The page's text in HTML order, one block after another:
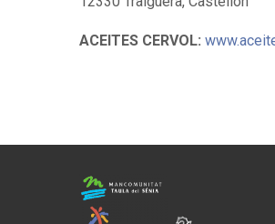
ACEITES CERVOL: